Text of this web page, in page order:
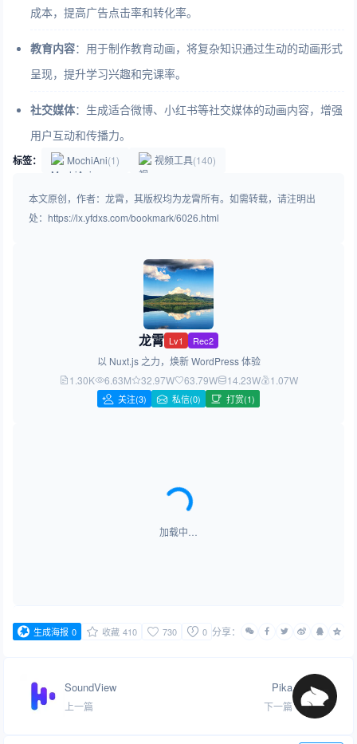
成本，提高广告点击率和转化率。
教育内容：用于制作教育动画，将复杂知识通过生动的动画形式
呈现，提升学习兴趣和完课率。
社交媒体：生成适合微博、小红书等社交媒体的动画内容，增强
用户互动和传播力。
标签： MochiAni(1) 视频工具(140)
本文原创，作者：龙霄，其版权均为龙霄所有。如需转载，请注明出
处：https://lx.yfdxs.com/bookmark/6026.html
龙霄 Lv1 Rec2
以 Nuxt.js 之力，焕新 WordPress 体验
1.30K
6.63M 32.97W 63.79W 14.23W 1.07W
关注(3) 私信(0) 打赏(1)
加载中…
生成海报 0 收藏 410 730 0 分享：
SoundView
上一篇
Pika
下一篇